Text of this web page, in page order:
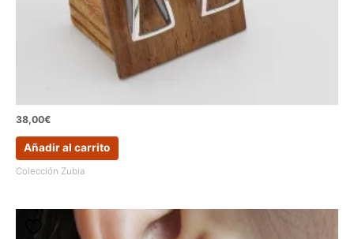
38,00€
Añadir al carrito
Colección Zubia